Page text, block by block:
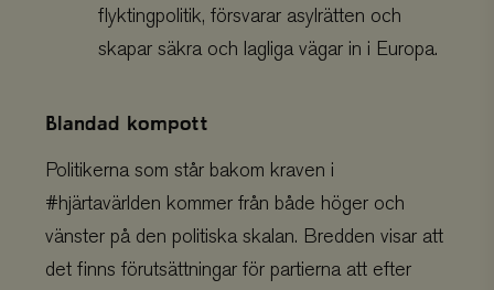
flyktingpolitik, försvarar asylrätten och
skapar säkra och lagliga vägar in i Europa.
Blandad kompott
Politikerna som står bakom kraven i
#hjärtavärlden kommer från både höger och
vänster på den politiska skalan. Bredden visar att
det finns förutsättningar för partierna att efter